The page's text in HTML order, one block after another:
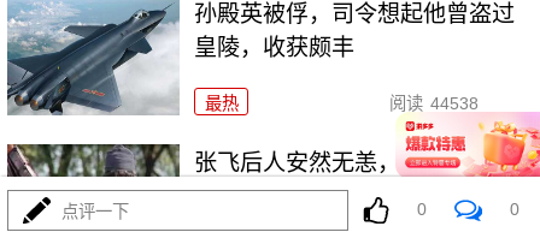
孙殿英被俘，司令想起他曾盗过
皇陵，收获颇丰
最热 阅读 44538
张飞后人安然无恙，为何关羽后
人却满门被杀？
点评一下 0 0